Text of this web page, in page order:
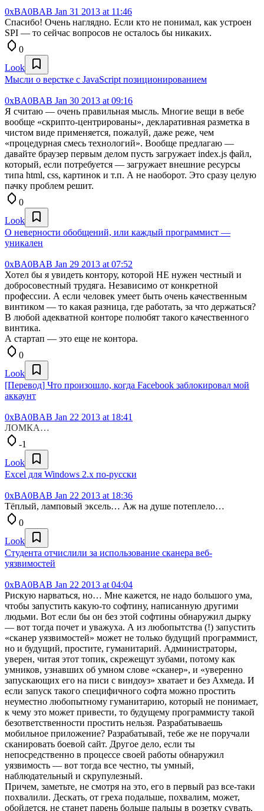
0xBA0BAB Jan 31 2013 at 11:46
Спасибо! Очень наглядно. Если кто не понимал, как устроен
SPI — то сейчас вопросов не осталось бы никаких.
0
Look
Мысли о верстке с JavaScript позиционированием
0xBA0BAB Jan 30 2013 at 09:16
Я считаю — очень правильная мысль. Многие вещи в вебе
вообще «скрипто-центрированы», декларативная разметка в
чистом виде применяется, пожалуй, даже реже, чем
«процедурная смесь технологий». Вообще предлагаю —
давайте браузер первым делом пусть загружает index.js файл,
который, если потребуется — загружает внешние ресурсы
типа html, css, картинок и т.п. А не наоборот. Это сразу целую
пачку проблем решит.
0
Look
О неверности обобщений, или каждый программист —
уникален
0xBA0BAB Jan 29 2013 at 07:52
Хотел бы я увидеть контору, которой НЕ нужен честный и
добросовестный трудяга. Независимо от конкретной
профессии. А если человек умеет быть очень качественным
винтиком — то какая разница, где работать, за что держаться?
В любой адекватной конторе полюбят такого качественного
винтика.
А стартап — это еще не контора.
0
Look
[Перевод] Что произошло, когда Facebook заблокировал мой
аккаунт
0xBA0BAB Jan 22 2013 at 18:41
ЛОМКА…
-1
Look
Excel для Windows 2.x по-русски
0xBA0BAB Jan 22 2013 at 18:36
Тёплый, ламповый эксель… Аж на душе потеплело…
0
Look
Студента отчислили за использование сканера веб-
уязвимостей
0xBA0BAB Jan 22 2013 at 04:04
Рискую нарваться, но… Мне кажется, не надо большого ума,
чтобы запустить какую-то софтину, написанную другими
людьми. Вот если бы он без этой софтины обнаружил дырку
— вот тогда почет и уважуха. А из любопытства (!) запустить
«сканер уязвимостей» может не только будущий программист,
но и будущий, простите, гуманитарий. Администраторы,
уверен, читая этот топик, скрежещут зубами, потому как
умников, узнавших об умном слове «сканер», и «уверенно
запускающих его на писи с виндоуз» хватает и без Ахмеда. И
если запуск такого специфичного софта можно простить
неуместно любопытному гуманитарию, который не понимает,
к чему это может привести, то будущему программисту такой
безответственности простить нельзя. Разрабатываешь
мобильное приложение? Разрабатывай, тебе же не поручали
сканировать боевой сайт. Другое дело, если ты
непосредственно в процессе своей работы обнаружил
уязвимость — вот тогда все честно, ты умный,
наблюдательный и скрупулезный.
Причем, заметьте, не смотря на это, его в первый раз все-таки
похвалили. Дескать, от греха подальше, похвалим, может,
обойдется, не станет парень больше пальцы в розетку сувать.